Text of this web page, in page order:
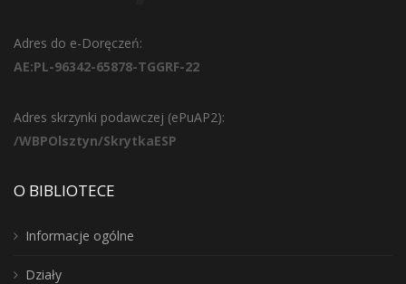
Adres do e-Doręczeń:
AE:PL-96342-65878-TGGRF-22
Adres skrzynki podawczej (ePuAP2):
/WBPOlsztyn/SkrytkaESP
O BIBLIOTECE
Informacje ogólne
Działy